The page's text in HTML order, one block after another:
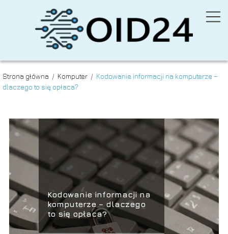
Strona główna / Komputer / Kodowanie informacji na komputerze –
dlaczego to się opłaca?
Kodowanie informacji na
komputerze – dlaczego
to się opłaca?